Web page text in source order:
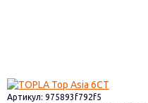
Артикул: 975893f792f5